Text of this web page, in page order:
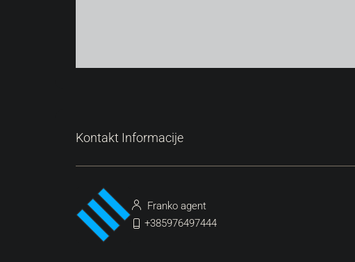
Kontakt Informacije
Franko agent
+385976497444